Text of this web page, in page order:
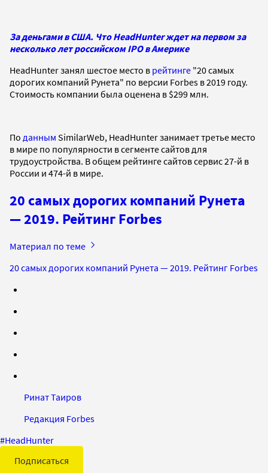
За деньгами в США. Что HeadHunter ждет на первом за
несколько лет российском IPO в Америке
HeadHunter занял шестое место в рейтинге "20 самых
дорогих компаний Рунета" по версии Forbes в 2019 году.
Стоимость компании была оценена в $299 млн.
По данным SimilarWeb, HeadHunter занимает третье место
в мире по популярности в сегменте сайтов для
трудоустройства. В общем рейтинге сайтов сервис 27-й в
России и 474-й в мире.
20 самых дорогих компаний Рунета
— 2019. Рейтинг Forbes
Материал по теме
20 самых дорогих компаний Рунета — 2019. Рейтинг Forbes
Ринат Таиров
Редакция Forbes
#HeadHunter
Подписаться